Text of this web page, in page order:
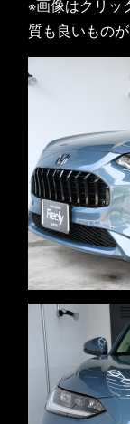
※画像はクリッ
質も良いもの